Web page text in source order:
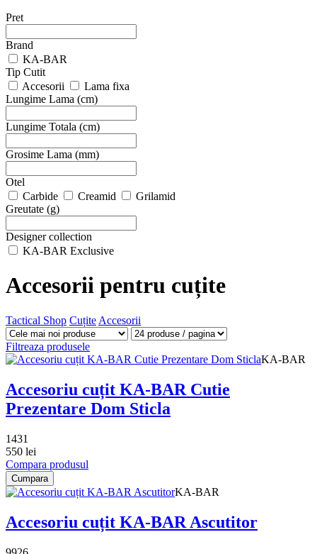
Pret
Brand
KA-BAR
Tip Cutit
Accesorii
Lama fixa
Lungime Lama (cm)
Lungime Totala (cm)
Grosime Lama (mm)
Otel
Carbide
Creamid
Grilamid
Greutate (g)
Designer collection
KA-BAR Exclusive
Accesorii pentru cuțite
Tactical Shop Cuțite Accesorii
Filtreaza produsele
KA-BAR
Accesoriu cuțit KA-BAR Cutie
Prezentare Dom Sticla
1431
550 lei
Compara produsul
Cumpara
KA-BAR
Accesoriu cuțit KA-BAR Ascutitor